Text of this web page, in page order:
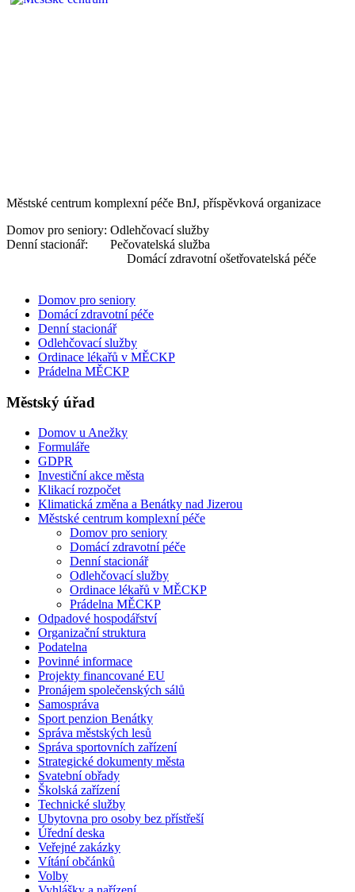
Městské centrum komplexní péče BnJ, příspěvková organizace
Domov pro seniory: Odlehčovací služby
Denní stacionář: Pečovatelská služba
Domácí zdravotní ošetřovatelská péče
Domov pro seniory
Domácí zdravotní péče
Denní stacionář
Odlehčovací služby
Ordinace lékařů v MĚCKP
Prádelna MĚCKP
Městský úřad
Domov u Anežky
Formuláře
GDPR
Investiční akce města
Klikací rozpočet
Klimatická změna a Benátky nad Jizerou
Městské centrum komplexní péče
Domov pro seniory
Domácí zdravotní péče
Denní stacionář
Odlehčovací služby
Ordinace lékařů v MĚCKP
Prádelna MĚCKP
Odpadové hospodářství
Organizační struktura
Podatelna
Povinné informace
Projekty financované EU
Pronájem společenských sálů
Samospráva
Sport penzion Benátky
Správa městských lesů
Správa sportovních zařízení
Strategické dokumenty města
Svatební obřady
Školská zařízení
Technické služby
Ubytovna pro osoby bez přístřeší
Úřední deska
Veřejné zakázky
Vítání občánků
Volby